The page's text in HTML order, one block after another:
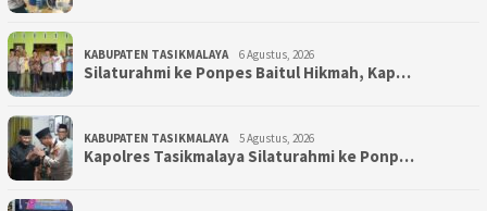
KABUPATEN TASIKMALAYA 6 Agustus, 2026
Silaturahmi ke Ponpes Baitul Hikmah, Kap…
KABUPATEN TASIKMALAYA 5 Agustus, 2026
Kapolres Tasikmalaya Silaturahmi ke Ponp…